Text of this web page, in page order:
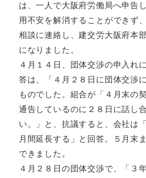
は、一人で大阪府労働局へ申告
用不安を解消することができず
相談に連絡し、建交労大阪府本
になりました。
４月１４日、団体交渉の申入れ
答は、「４月２８日に団体交渉
ものでした。組合が「４月末の
通告しているのに２８日に話し
い。」と、抗議すると、会社は
月間延長する」と回答。５月末
できました。
４月２８日の団体交渉で、「３